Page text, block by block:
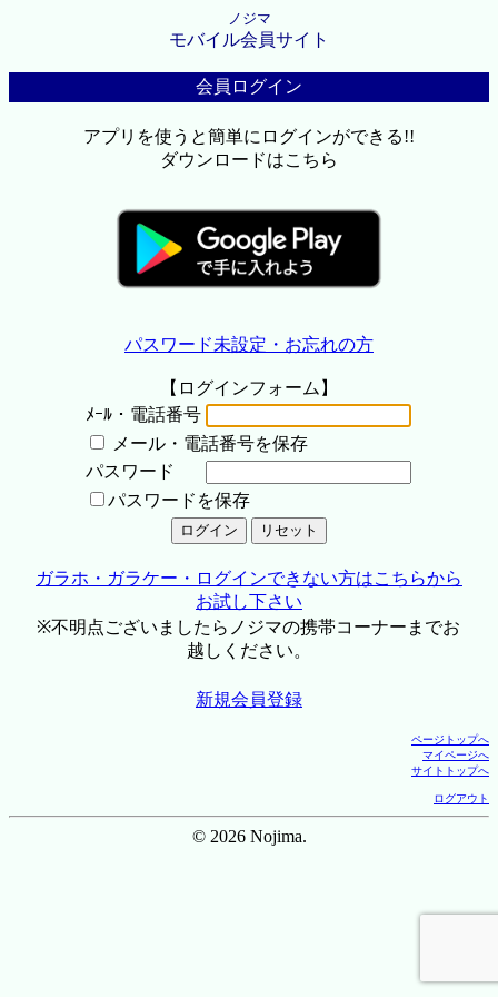
ノジマ
モバイル会員サイト
会員ログイン
アプリを使うと簡単にログインができる!!
ダウンロードはこちら
パスワード未設定・お忘れの方
【ログインフォーム】
ﾒｰﾙ・電話番号
メール・電話番号を保存
パスワード
パスワードを保存
ガラホ・ガラケー・ログインできない方はこちらから
お試し下さい
※不明点ございましたらノジマの携帯コーナーまでお
越しください。
新規会員登録
ページトップへ
マイページへ
サイトトップへ
ログアウト
© 2026 Nojima.